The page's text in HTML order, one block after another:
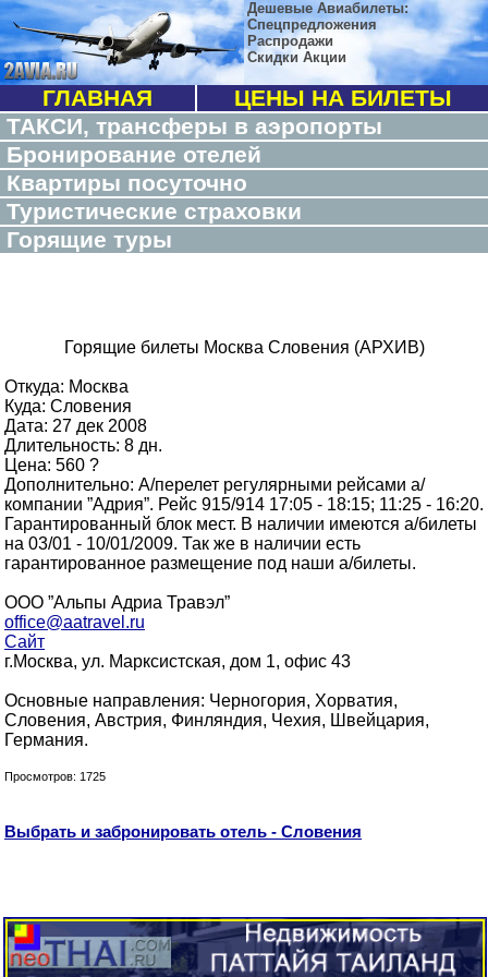
Дешевые Авиабилеты:
Спецпредложения
Распродажи
Скидки Акции
ГЛАВНАЯ
ЦЕНЫ НА БИЛЕТЫ
ТАКСИ, трансферы в аэропорты
Бронирование отелей
Квартиры посуточно
Туристические страховки
Горящие туры
Горящие билеты Москва Словения (АРХИВ)
Откуда: Москва
Куда: Словения
Дата: 27 дек 2008
Длительность: 8 дн.
Цена: 560 ?
Дополнительно: А/перелет регулярными рейсами а/
компании ”Адрия”. Рейс 915/914 17:05 - 18:15; 11:25 - 16:20.
Гарантированный блок мест. В наличии имеются а/билеты
на 03/01 - 10/01/2009. Так же в наличии есть
гарантированное размещение под наши а/билеты.
ООО ”Альпы Адриа Травэл”
office@aatravel.ru
Сайт
г.Москва, ул. Марксистская, дом 1, офис 43
Основные направления: Черногория, Хорватия,
Словения, Австрия, Финляндия, Чехия, Швейцария,
Германия.
Просмотров: 1725
Выбрать и забронировать отель - Словения